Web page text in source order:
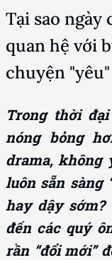
Tại sao
quan hệ với
chuyện
Trong thời
nóng bỏng
drama, không
luôn sẵn sàng
hay dậy
đến các quý
rần “đổi mới”